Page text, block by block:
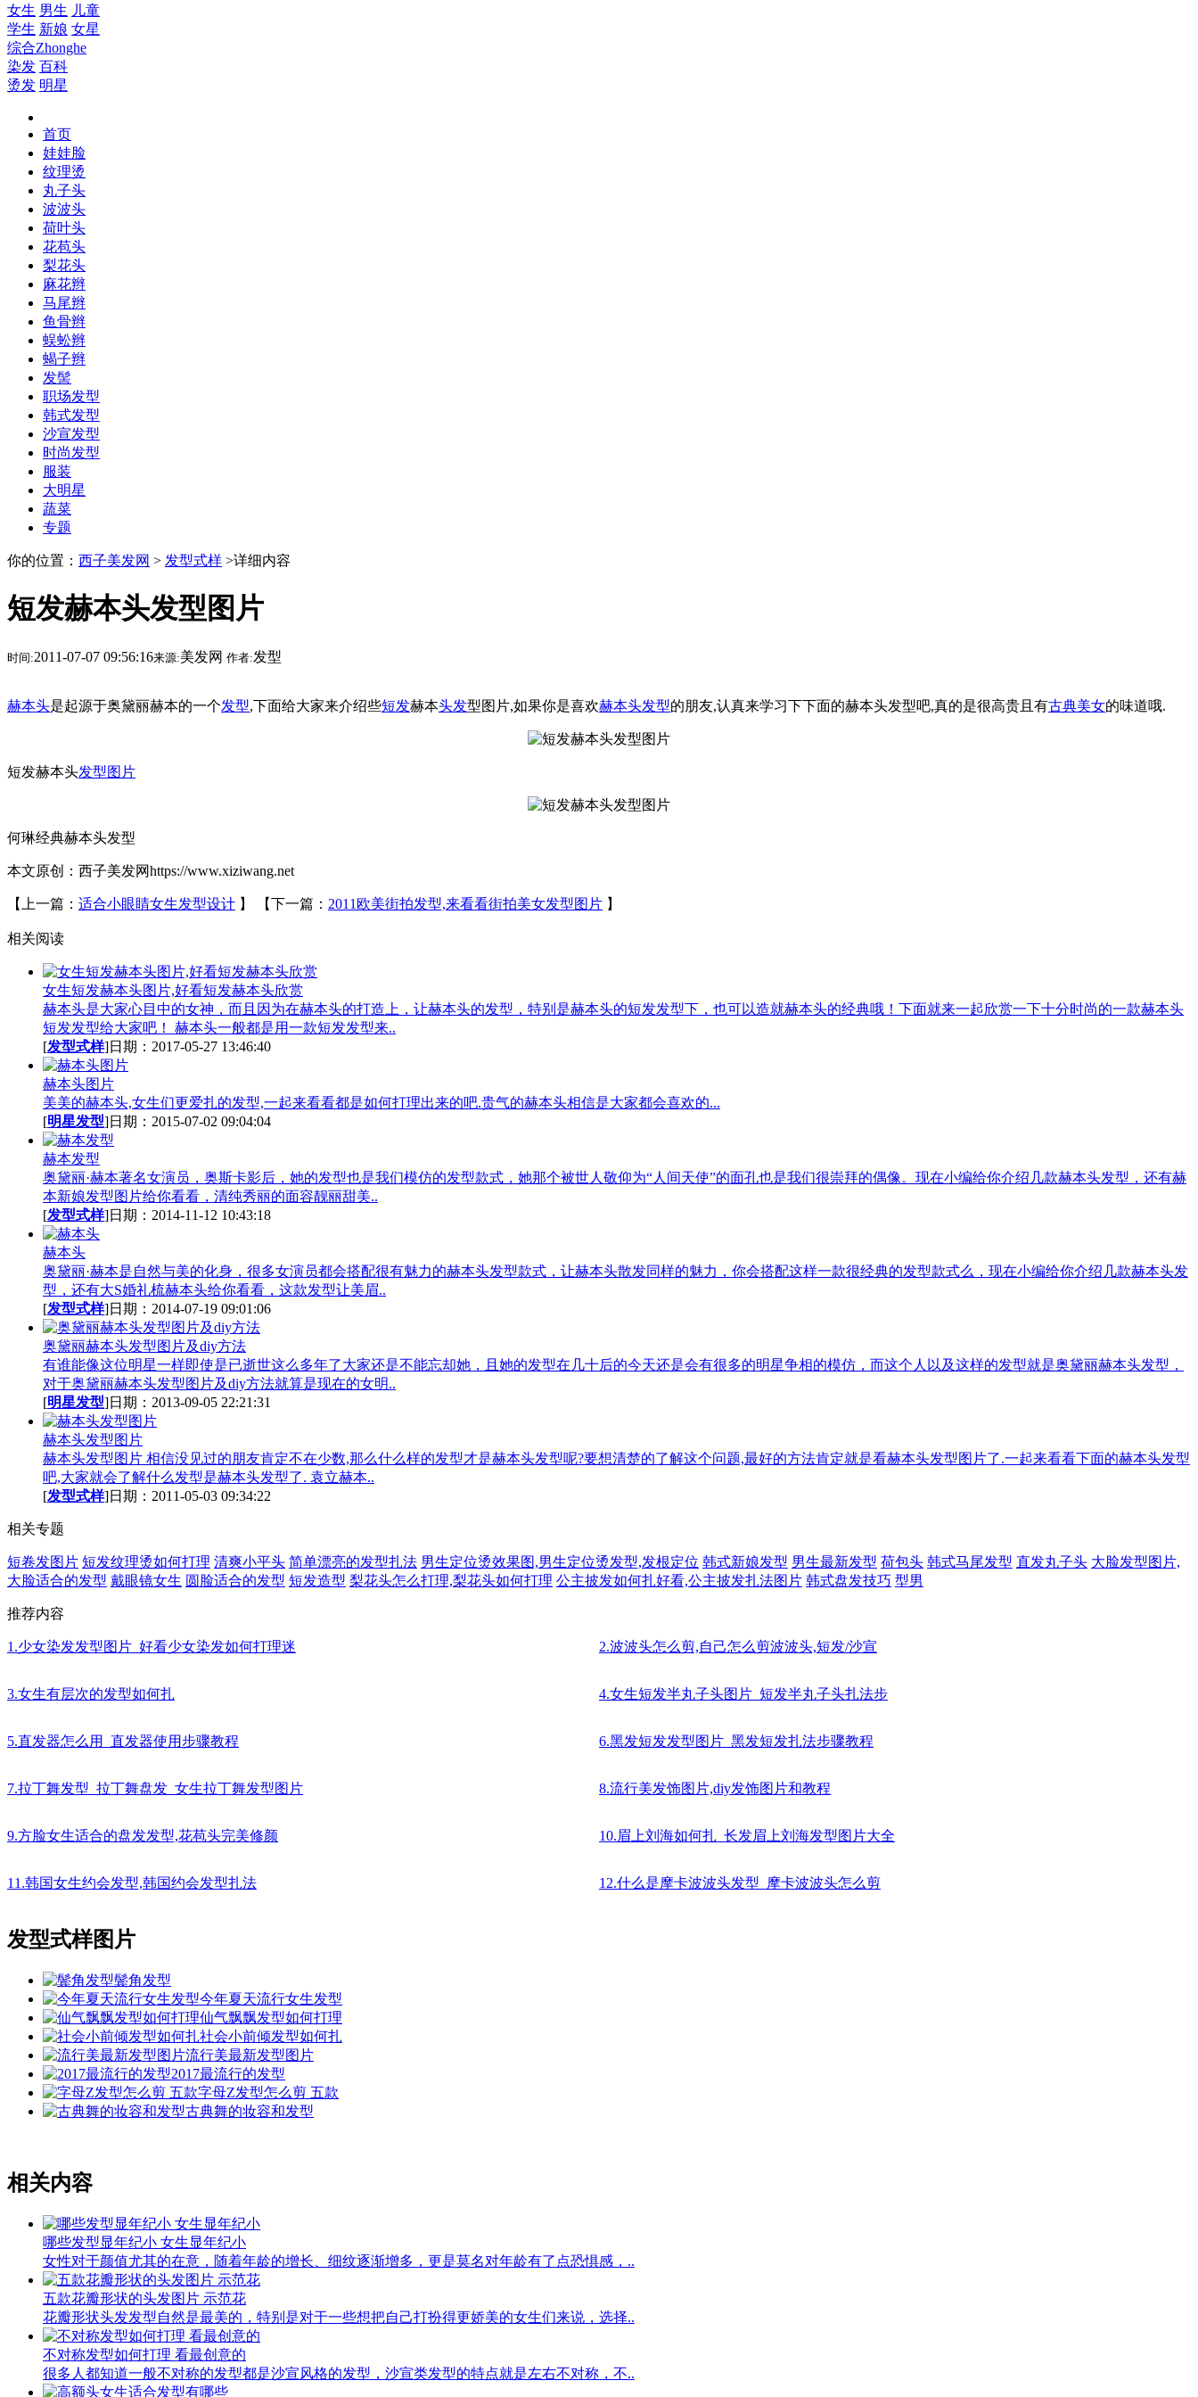
女生 男生 儿童
学生 新娘 女星
综合Zhonghe
染发 百科
烫发 明星
首页
娃娃脸
纹理烫
丸子头
波波头
荷叶头
花苞头
梨花头
麻花辫
马尾辫
鱼骨辫
蜈蚣辫
蝎子辫
发髻
职场发型
韩式发型
沙宣发型
时尚发型
服装
大明星
蔬菜
专题
你的位置： 西子美发网 > 发型式样 >详细内容
短发赫本头发型图片
时间:2011-07-07 09:56:16来源:美发网 作者:发型
赫本头是起源于奥黛丽赫本的一个发型,下面给大家来介绍些短发赫本头发型图片,如果你是喜欢赫本头发型的朋友,认真来学习下下面的赫本头发型吧,真的是很高贵且有古典美女的味道哦.
短发赫本头发型图片
何琳经典赫本头发型
本文原创：西子美发网https://www.xiziwang.net
【上一篇： 适合小眼睛女生发型设计 】 【下一篇： 2011欧美街拍发型,来看看街拍美女发型图片 】
相关阅读
女生短发赫本头图片,好看短发赫本头欣赏
赫本头是大家心目中的女神，而且因为在赫本头的打造上，让赫本头的发型，特别是赫本头的短发发型下，也可以造就赫本头的经典哦！下面就来一起欣赏一下十分时尚的一款赫本头
短发发型给大家吧！ 赫本头一般都是用一款短发发型来..
[发型式样]日期：2017-05-27 13:46:40
赫本头图片
美美的赫本头,女生们更爱扎的发型,一起来看看都是如何打理出来的吧.贵气的赫本头相信是大家都会喜欢的...
[明星发型]日期：2015-07-02 09:04:04
赫本发型
奥黛丽·赫本著名女演员，奥斯卡影后，她的发型也是我们模仿的发型款式，她那个被世人敬仰为“人间天使”的面孔也是我们很崇拜的偶像。现在小编给你介绍几款赫本头发型，还有赫
本新娘发型图片给你看看，清纯秀丽的面容靓丽甜美..
[发型式样]日期：2014-11-12 10:43:18
赫本头
奥黛丽·赫本是自然与美的化身，很多女演员都会搭配很有魅力的赫本头发型款式，让赫本头散发同样的魅力，你会搭配这样一款很经典的发型款式么，现在小编给你介绍几款赫本头发
型，还有大S婚礼梳赫本头给你看看，这款发型让美眉..
[发型式样]日期：2014-07-19 09:01:06
奥黛丽赫本头发型图片及diy方法
有谁能像这位明星一样即使是已逝世这么多年了大家还是不能忘却她，且她的发型在几十后的今天还是会有很多的明星争相的模仿，而这个人以及这样的发型就是奥黛丽赫本头发型，
对于奥黛丽赫本头发型图片及diy方法就算是现在的女明..
[明星发型]日期：2013-09-05 22:21:31
赫本头发型图片
赫本头发型图片 相信没见过的朋友肯定不在少数,那么什么样的发型才是赫本头发型呢?要想清楚的了解这个问题,最好的方法肯定就是看赫本头发型图片了.一起来看看下面的赫本头发型
吧,大家就会了解什么发型是赫本头发型了. 袁立赫本..
[发型式样]日期：2011-05-03 09:34:22
相关专题
短卷发图片 短发纹理烫如何打理 清爽小平头 简单漂亮的发型扎法 男生定位烫效果图,男生定位烫发型,发根定位 韩式新娘发型 男生最新发型 荷包头 韩式马尾发型 直发丸子头 大脸发型图片,
大脸适合的发型 戴眼镜女生 圆脸适合的发型 短发造型 梨花头怎么打理,梨花头如何打理 公主披发如何扎好看,公主披发扎法图片 韩式盘发技巧 型男
推荐内容
1.少女染发发型图片_好看少女染发如何打理迷 2.波波头怎么剪,自己怎么剪波波头,短发/沙宣
3.女生有层次的发型如何扎 4.女生短发半丸子头图片_短发半丸子头扎法步
5.直发器怎么用_直发器使用步骤教程 6.黑发短发发型图片_黑发短发扎法步骤教程
7.拉丁舞发型_拉丁舞盘发_女生拉丁舞发型图片 8.流行美发饰图片,diy发饰图片和教程
9.方脸女生适合的盘发发型,花苞头完美修颜 10.眉上刘海如何扎_长发眉上刘海发型图片大全
11.韩国女生约会发型,韩国约会发型扎法 12.什么是摩卡波波头发型_摩卡波波头怎么剪
发型式样图片
鬓角发型
今年夏天流行女生发型
仙气飘飘发型如何打理
社会小前倾发型如何扎
流行美最新发型图片
2017最流行的发型
字母Z发型怎么剪 五款
古典舞的妆容和发型
相关内容
哪些发型显年纪小 女生显年纪小
女性对于颜值尤其的在意，随着年龄的增长、细纹逐渐增多，更是莫名对年龄有了点恐惧感，..
五款花瓣形状的头发图片 示范花
花瓣形状头发发型自然是最美的，特别是对于一些想把自己打扮得更娇美的女生们来说，选择..
不对称发型如何打理 看最创意的
很多人都知道一般不对称的发型都是沙宣风格的发型，沙宣类发型的特点就是左右不对称，不..